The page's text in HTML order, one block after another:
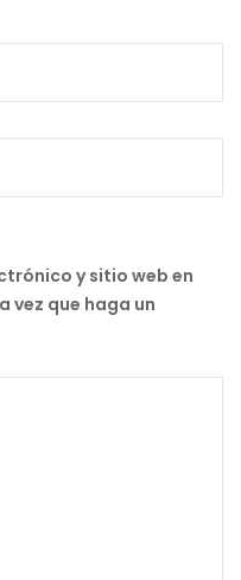
y sitio web en
vez que haga un